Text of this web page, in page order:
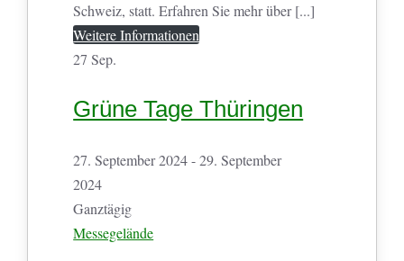
Schweiz, statt. Erfahren Sie mehr über [...]
Weitere Informationen
27 Sep.
Grüne Tage Thüringen
27. September 2024 - 29. September
2024
Ganztägig
Messegelände